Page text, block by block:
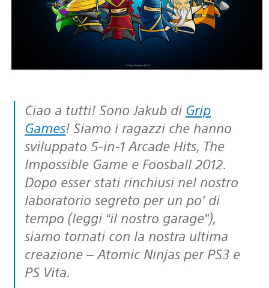
Ciao a tutti! Sono Jakub di Grip
Games! Siamo i ragazzi che hanno
sviluppato 5-in-1 Arcade Hits, The
Impossible Game e Foosball 2012.
Dopo esser stati rinchiusi nel nostro
laboratorio segreto per un po’ di
tempo (leggi “il nostro garage”),
siamo tornati con la nostra ultima
creazione – Atomic Ninjas per PS3 e
PS Vita.